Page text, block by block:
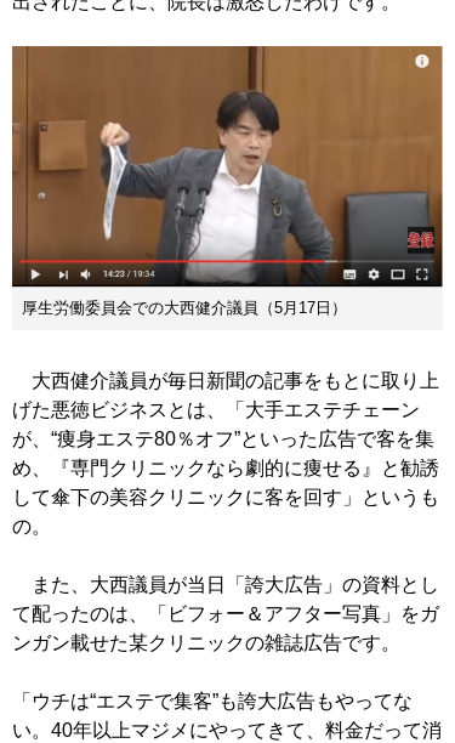
厚生労働委員会での大西健介議員（5月17日）
大西健介議員が毎日新聞の記事をもとに取り上
げた悪徳ビジネスとは、「大手エステチェーン
が、“痩身エステ80％オフ”といった広告で客を集
め、『専門クリニックなら劇的に痩せる』と勧誘
して傘下の美容クリニックに客を回す」というも
の。
また、大西議員が当日「誇大広告」の資料とし
て配ったのは、「ビフォー＆アフター写真」をガ
ンガン載せた某クリニックの雑誌広告です。
「ウチは“エステで集客”も誇大広告もやってな
い。40年以上マジメにやってきて、料金だって消